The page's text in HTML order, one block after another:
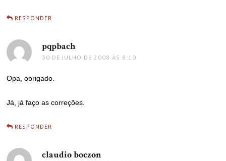
RESPONDER
pqpbachdisse:
30 DE JULHO DE 2008 ÀS 8:10
Opa, obrigado.
Já, já faço as correções.
RESPONDER
claudio boczon